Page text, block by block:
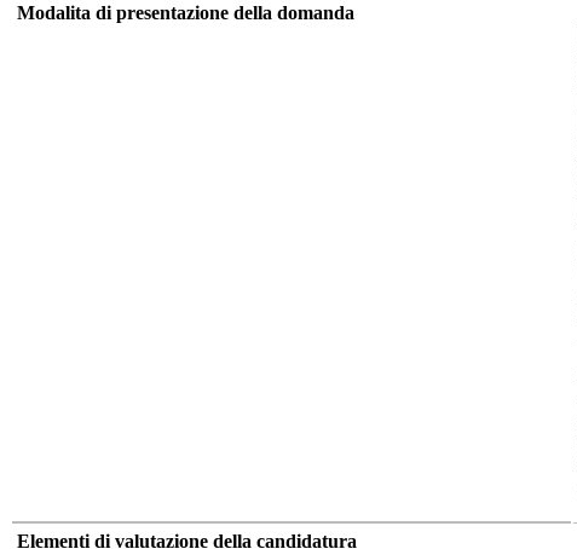
Modalita di presentazione della domanda
Elementi di valutazione della candidatura